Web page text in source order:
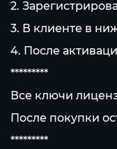
2.
3. В клиенте в
4. После
*********
Все ключи
После покупки
*********